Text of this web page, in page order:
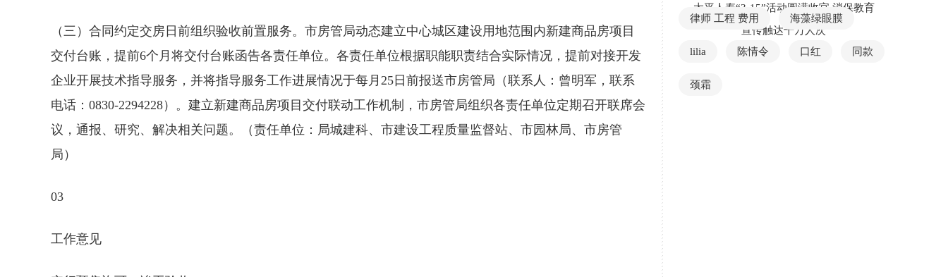
（三）合同约定交房日前组织验收前置服务。市房管局动态建立中心城区建设用地范围内新建商品房项目
交付台账，提前6个月将交付台账函告各责任单位。各责任单位根据职能职责结合实际情况，提前对接开发
企业开展技术指导服务，并将指导服务工作进展情况于每月25日前报送市房管局（联系人：曾明军，联系
电话：0830-2294228）。建立新建商品房项目交付联动工作机制，市房管局组织各责任单位定期召开联席会
议，通报、研究、解决相关问题。（责任单位：局城建科、市建设工程质量监督站、市园林局、市房管
局）
03
工作意见
太平人寿“3·15”活动圆满收官 消保教育
宣传触达千万人次
律师 工程 费用 海藻绿眼膜
lilia 陈情令 口红 同款
颈霜